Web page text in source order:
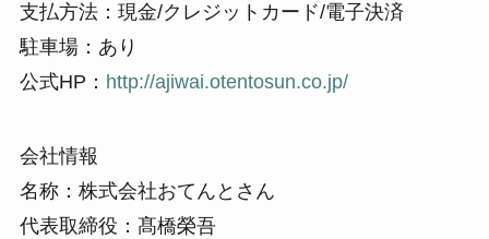
支払方法：現金/クレジットカード/電子決済
駐車場：あり
公式HP： http://ajiwai.otentosun.co.jp/
会社情報
名称：株式会社おてんとさん
代表取締役：髙橋榮吾